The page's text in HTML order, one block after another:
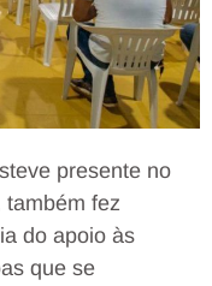
presente no
fez
do apoio às
que se